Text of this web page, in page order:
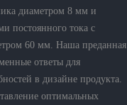
диаметром 8 мм и
постоянного тока с
60 мм. Наша преданная
ответы для
в дизайне продукта.
оптимальных